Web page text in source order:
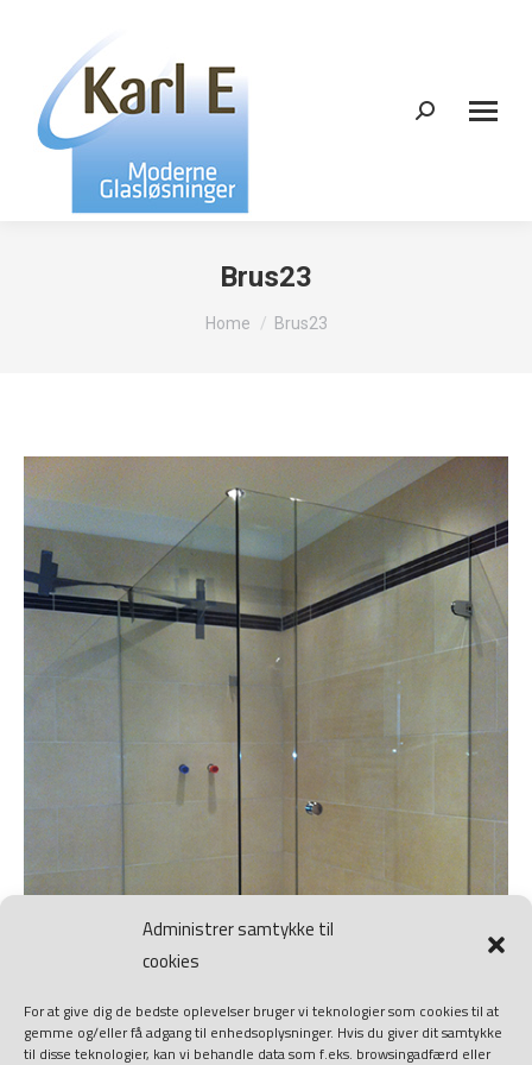
Administrer samtykke til
cookies
For at give dig de bedste oplevelser bruger vi teknologier som cookies til at
gemme og/eller få adgang til enhedsoplysninger. Hvis du giver dit samtykke
til disse teknologier, kan vi behandle data som f.eks. browsingadfærd eller
Search:
Brus23
You are here:
Home Brus23